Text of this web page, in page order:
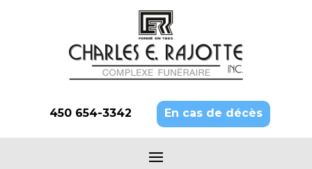
450 654-3342 En cas de décès